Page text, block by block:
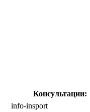
Консультации:
info-insport